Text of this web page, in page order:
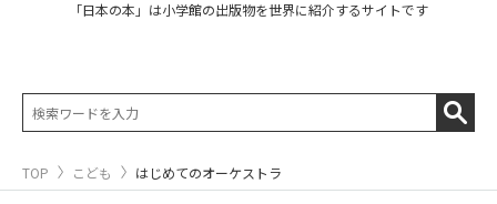
「日本の本」は小学館の出版物を世界に紹介するサイトです
TOP こども はじめてのオーケストラ